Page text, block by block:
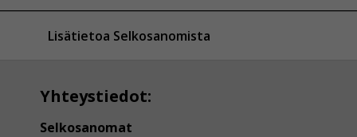
Lisätietoa Selkosanomista
Yhteystiedot:
Selkosanomat